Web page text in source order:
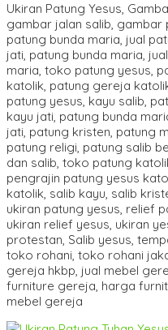
Ukiran Patung Yesus,
gambar jalan salib, gambar
patung bunda maria, jual
jati, patung bunda maria,
maria, toko patung yesus,
katolik, patung gereja
patung yesus, kayu salib,
kayu jati, patung bunda
jati, patung kristen, patung
patung religi, patung salib
dan salib, toko patung
pengrajin patung yesus
katolik, salib kayu, salib
ukiran patung yesus, relief
ukiran relief yesus, ukiran
protestan, Salib yesus,
toko rohani, toko rohani
gereja hkbp, jual mebel
furniture gereja, harga
mebel gereja